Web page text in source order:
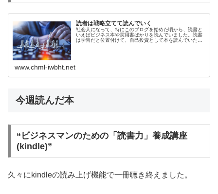
読者は戦略立てて読んでいく
社会人になって、特にこのブログを始めた頃から、読書と
いえばビジネス本や実用書ばかりを読んでいました。読書
は学習だと位置付けて、自己投資として本を読んでいた感
www.chml-iwbht.net
今週読んだ本
“ビジネスマンのための「読書力」養成講座
(kindle)”
久々にkindleの読み上げ機能で一冊聴き終えました。